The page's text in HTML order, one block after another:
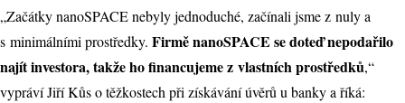
„Začátky nanoSPACE nebyly jednoduché, začínali jsme z nuly a
s minimálními prostředky. Firmě nanoSPACE se doteď nepodařilo
najít investora, takže ho financujeme z vlastních prostředků,“
vypráví Jiří Kůs o těžkostech při získávání úvěrů u banky a říká: